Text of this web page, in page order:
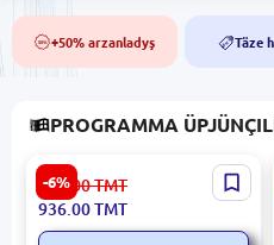
50% +50% arzanladyş NEW Täze
PROGRAMMA
-6%
Microsoft OF2021CR | Ofis
Programma Lisenziýasy
Professional Plus 2021
996.00TMT
936.00TMT